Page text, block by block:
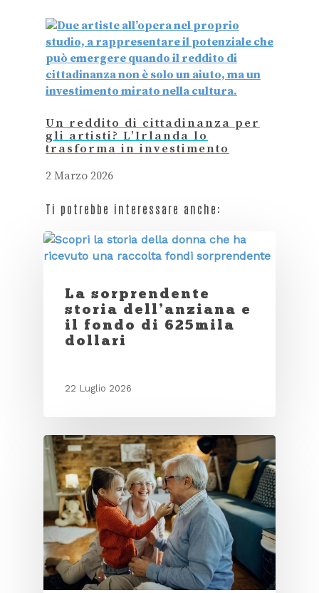
Un reddito di cittadinanza per
gli artisti? L’Irlanda lo
trasforma in investimento
2 Marzo 2026
Ti potrebbe interessare anche:
La sorprendente
storia dell’anziana e
il fondo di 625mila
dollari
22 Luglio 2026